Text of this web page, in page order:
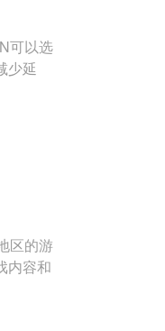
可以选
少延
区的游
内容和